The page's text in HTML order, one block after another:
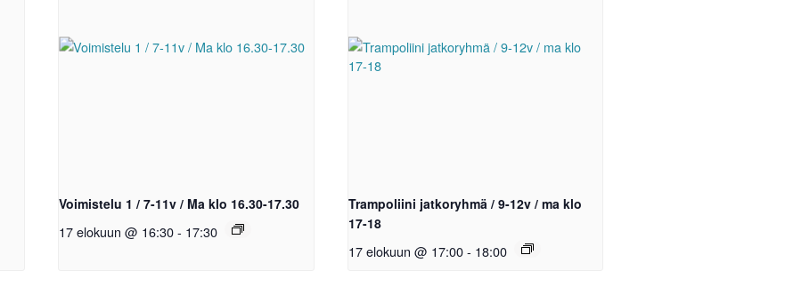
Voimistelu 1 / 7-11v / Ma klo 16.30-17.30
17 elokuun @ 16:30 - 17:30
Trampoliini jatkoryhmä / 9-12v / ma klo
17-18
17 elokuun @ 17:00- 18:00